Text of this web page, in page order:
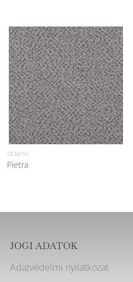
ZENITH
Pietra
JOGI ADATOK
Adatvédelmi nyilatkozat